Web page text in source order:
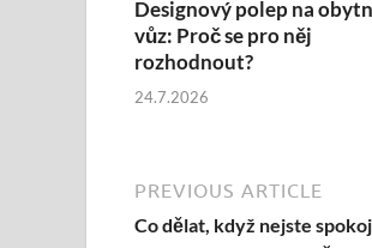
Designový polep na
vůz: Proč se pro něj
rozhodnout?
24.7.2026
PREVIOUS ARTICLE
Co dělat, když nejste